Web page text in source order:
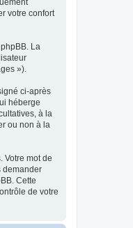
votre confort
La
»).
ci-après
héberge
à la
ou non à la
Votre mot de
demander
Cette
de votre